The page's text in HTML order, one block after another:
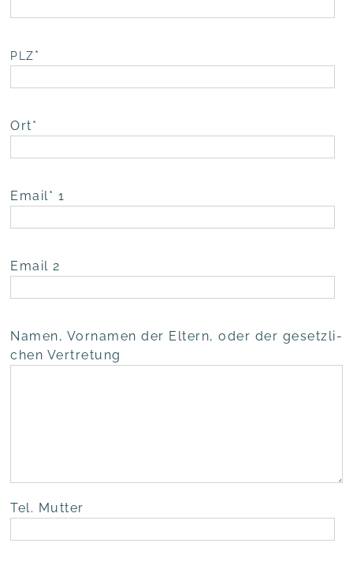
PLZ*
Ort*
Email* 1
Email 2
Namen, Vor­na­men der Eltern, oder der gesetz­li­
chen Vertretung
Tel. Mut­ter